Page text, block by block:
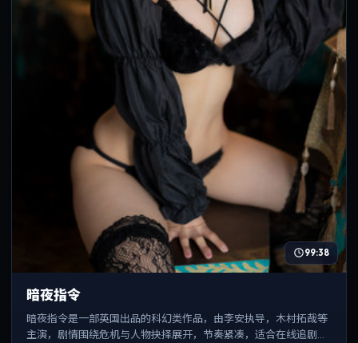
99:38
暗夜指令
暗夜指令是一部英国出品的科幻类作品，由李安执导，木村拓哉等
主演，剧情围绕危机与人物抉择展开，节奏紧凑，适合在线追剧与